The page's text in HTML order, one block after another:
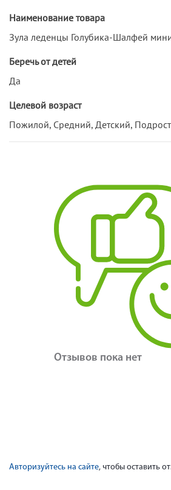
Наименование товара
Зула леденцы Голубика-Шалфей
Беречь от детей
Да
Целевой возраст
Пожилой, Средний, Детский,
Отзывов пока нет
Авторизуйтесь на сайте, чтобы оставить